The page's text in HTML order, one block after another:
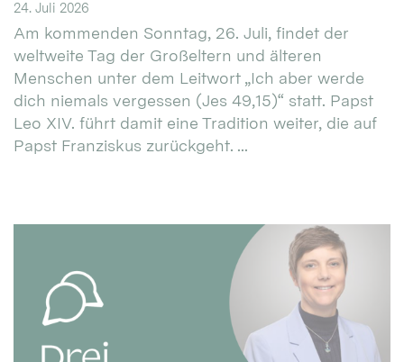
24. Juli 2026
Am kommenden Sonntag, 26. Juli, findet der
weltweite Tag der Großeltern und älteren
Menschen unter dem Leitwort „Ich aber werde
dich niemals vergessen (Jes 49,15)“ statt. Papst
Leo XIV. führt damit eine Tradition weiter, die auf
Papst Franziskus zurückgeht. ...